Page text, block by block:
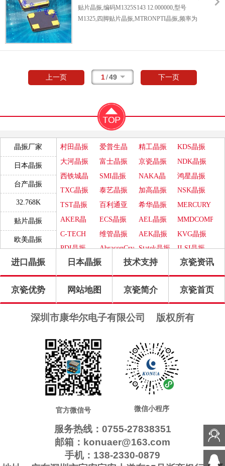
磁炉等.
晶振
贴片晶振,编码M1325S143 12.000000,型号
M1325,四脚贴片晶振,MTRONPTI晶振,频率为
晶振,贴片晶振,石英晶体谐振器,应用于麦克风,
等.
上一页 1/49 下一页
晶振厂家
日本晶振
台产晶振
32.768K
贴片晶振
欧美晶振
村田晶振
爱普生晶
振
精工晶振
KDS晶振
大河晶振
富士晶振 京瓷晶振
NDK晶振
西铁城晶
振
SMI晶振
NAKA晶
振
鸿星晶振
TXC晶振
泰艺晶振 加高晶振
NSK晶振
TST晶振
百利通亚
陶晶振
希华晶振
MERCURY
晶振
AKER晶
振
ECS晶振 AEL晶振
MMDCOMP
晶振
C-TECH
晶振
维管晶振 AEK晶振
KVG晶振
PDI晶振
AbraconCrystalStatek晶振
ILSI晶振
WI2WI晶
振
ITTI晶振 Jauch晶振
Pletronics
晶振
GEYER晶
Transko晶
振
高利奇晶
振
IDT晶振
Frequency
晶振
SUNTSU
晶振
Oscilent晶
振
康纳温菲
尔德晶振
SiTimeCrystalFOX晶振
QuarzteChnik
晶振
Rubyquartz
晶振
瑞康晶振
格林雷晶
Euroquartz
QuartzCom
振
QANTEK
晶振
MTI-
Milliren晶
振
CTS晶振
Cardinal晶
振
MtronPTI
晶振
ACT晶振
NJR晶振
Skyworks
晶振
Renesas瑞
萨晶振
进口晶振 日本晶振 技术支持 京瓷资讯
京瓷优势 网站地图 京瓷简介 京瓷首页
深圳市康华尔电子有限公司 版权所有
官方微信号 微信小程序
服务热线：0755-27838351
邮箱：konuaer@163.com
手机：138-2330-0879